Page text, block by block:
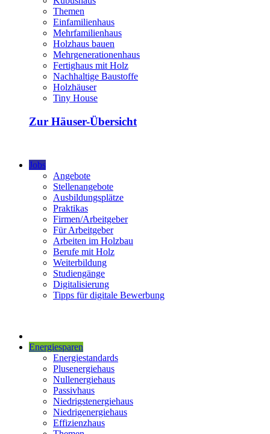
Themen
Einfamilienhaus
Mehrfamilienhaus
Holzhaus bauen
Mehrgenerationenhaus
Fertighaus mit Holz
Nachhaltige Baustoffe
Holzhäuser
Tiny House
Zur Häuser-Übersicht
Jobs
Angebote
Stellenangebote
Ausbildungsplätze
Praktikas
Firmen/Arbeitgeber
Für Arbeitgeber
Arbeiten im Holzbau
Berufe mit Holz
Weiterbildung
Studiengänge
Digitalisierung
Tipps für digitale Bewerbung
Energiesparen
Energiestandards
Plusenergiehaus
Nullenergiehaus
Passivhaus
Niedrigstenergiehaus
Niedrigenergiehaus
Effizienzhaus